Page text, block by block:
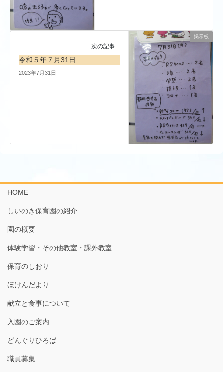
掲示板
次の記事
令和５年７月31日
2023年7月31日
HOME
しいのき保育園の紹介
園の概要
体験学習・その他教室・課外教室
保育のしおり
ほけんだより
献立と食事について
入園のご案内
どんぐりひろば
職員募集